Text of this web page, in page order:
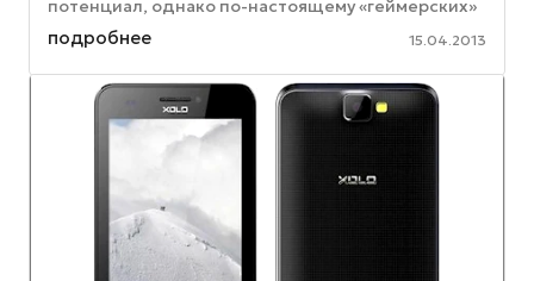
потенциал, однако по-настоящему «геймерских»
разработок – раз-два и обчёлся. ...
подробнее 15.04.2013